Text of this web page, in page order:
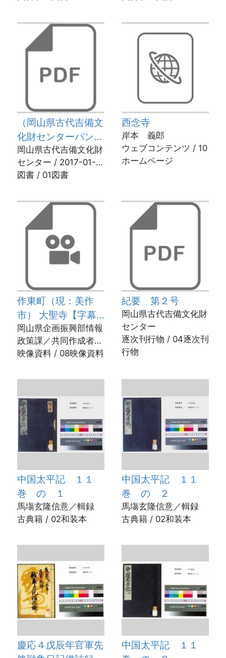
（岡山県古代吉備文
化財センターパンフ
レット）攻略！おか
やまの中世城館 第
３巻（美作国東部
岡山県古代吉備文化財
センター / 2017-01-
23
図書 / 01図書
西念寺
岸本 義郎
ウェブコンテンツ / 10
ホームページ
作東町（現：美作
市） 大聖寺【字幕
付き】
岡山県企画振興部情報
政策課／共同作成者：
作東町、岡山要約筆記
映像資料 / 08映像資料
紀要 第２号
岡山県古代吉備文化財
センター
逐次刊行物 / 04逐次刊
行物
中国太平記 １１
巻 の １
馬塲玄隆信意／輯録
古典籍 / 02和装本
中国太平記 １１
巻 の ２
馬塲玄隆信意／輯録
古典籍 / 02和装本
慶応４戊辰年官軍先
中国太平記 １１